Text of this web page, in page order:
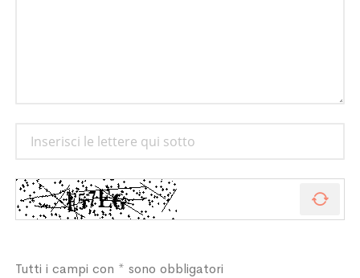
il
Tutti i campi con * sono obbligatori